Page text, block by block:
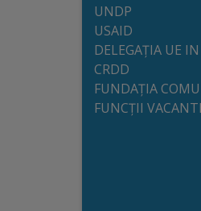
performanță
Orașul
UNDP
USAID
DELEGAȚIA UE
CRDD
FUNDAȚIA
FUNCȚII